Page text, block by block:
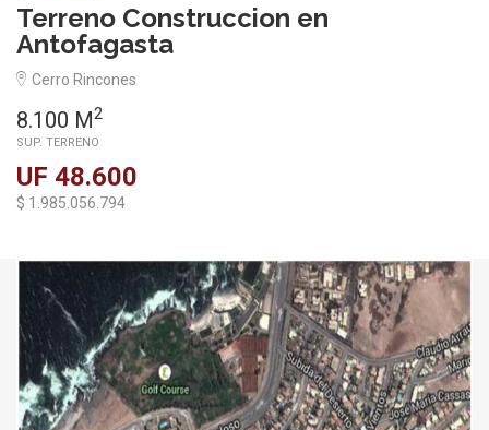
Terreno Construccion en
Antofagasta
Cerro Rincones
8.100 M2
SUP. TERRENO
UF 48.600
$ 1.985.056.794